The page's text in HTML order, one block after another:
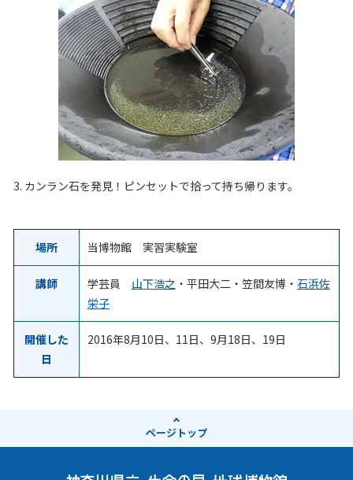
3. カンラン石を発見！ピンセットで拾って持ち帰ります。
場所 当博物館 実習実験室
講師 学芸員 山下浩之 ・平田大二・笠間友博・ 石浜佐
栄子
開催した
日
2016年8月10日、11日、9月18日、19日
ページトップ